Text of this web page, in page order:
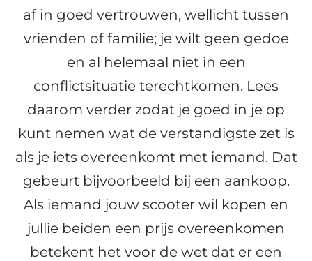
af in goed vertrouwen, wellicht tussen
vrienden of familie; je wilt geen gedoe
en al helemaal niet in een
conflictsituatie terechtkomen. Lees
daarom verder zodat je goed in je op
kunt nemen wat de verstandigste zet is
als je iets overeenkomt met iemand. Dat
gebeurt bijvoorbeeld bij een aankoop.
Als iemand jouw scooter wil kopen en
jullie beiden een prijs overeenkomen
betekent het voor de wet dat er een